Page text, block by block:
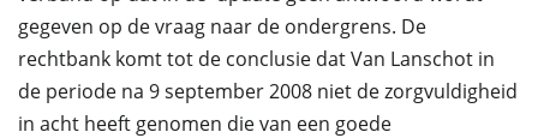
gegeven op de vraag naar de ondergrens. De
rechtbank komt tot de conclusie dat Van Lanschot in
de periode na 9 september 2008 niet de zorgvuldigheid
in acht heeft genomen die van een goede